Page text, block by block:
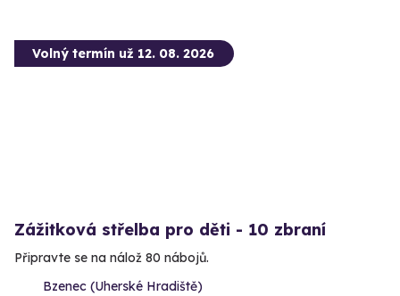
Volný termín už 12. 08. 2026
Zážitková střelba pro děti - 10 zbraní
Připravte se na nálož 80 nábojů.
Bzenec (Uherské Hradiště)